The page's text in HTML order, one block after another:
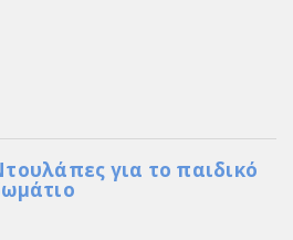
για το παιδικό